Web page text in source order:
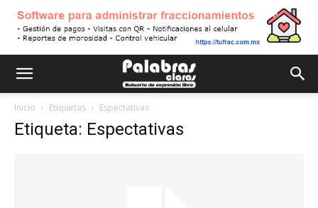
Inicio Etiquetas Espectativas
Etiqueta: Espectativas